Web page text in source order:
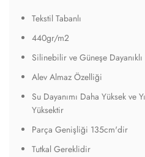
Tekstil Tabanlı
440gr/m2
Silinebilir ve Güneşe Dayanıklı
Alev Almaz Özelliği
Su Dayanımı Daha Yüksek ve
Yüksektir
Parça Genişliği 135cm'dir
Tutkal Gereklidir